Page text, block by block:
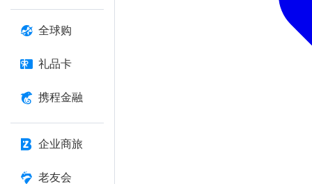
全球购
礼品卡
携程金融
企业商旅
老友会